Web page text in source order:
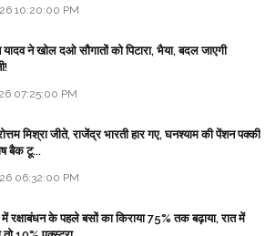
10:20:00 PM
यादव ने खोल दओ सौगातों को पिटारा, भैया, बदल जाएगी
07:25:00 PM
मिश्रा जीते, राजेंद्र भारती हार गए, घनश्याम की पेंशन पक्की
बैक टू...
06:32:00 PM
रक्षाबंधन के पहले बसों का किराया 75% तक बढ़ाया, रात में